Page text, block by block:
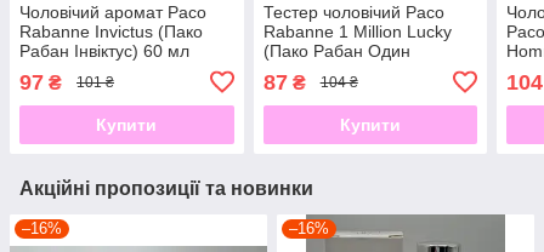
Чоловічий аромат Paco
Rabanne Invictus (Пако
Рабан Інвіктус) 60 мл
97 ₴ 101 ₴
Купити
Тестер чоловічий Paco
Rabanne 1 Million Lucky
(Пако Рабан Один
87₴ 104 ₴
Купити
104
Акційні пропозиції та новинки
–16% –16%